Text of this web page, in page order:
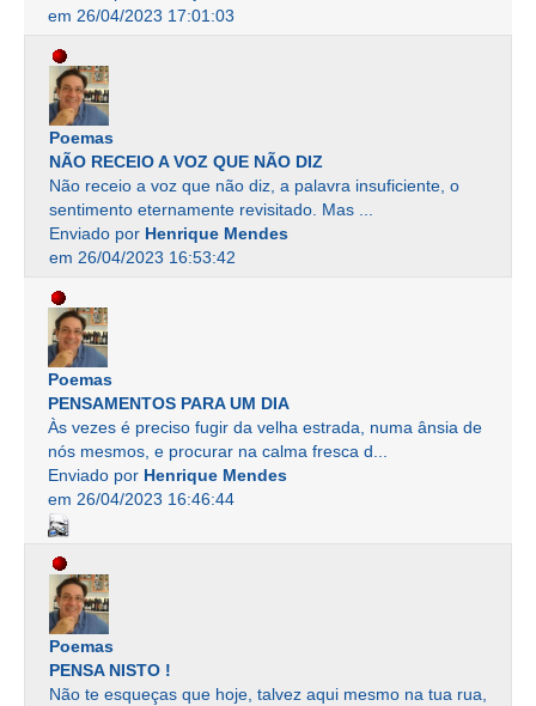
em 26/04/2023 17:01:03
Poemas
NÃO RECEIO A VOZ QUE NÃO DIZ
Não receio a voz que não diz, a palavra insuficiente, o
sentimento eternamente revisitado. Mas ...
Enviado por Henrique Mendes
em 26/04/2023 16:53:42
Poemas
PENSAMENTOS PARA UM DIA
Às vezes é preciso fugir da velha estrada, numa ânsia de
nós mesmos, e procurar na calma fresca d...
Enviado por Henrique Mendes
em 26/04/2023 16:46:44
Poemas
PENSA NISTO !
Não te esqueças que hoje, talvez aqui mesmo na tua rua,